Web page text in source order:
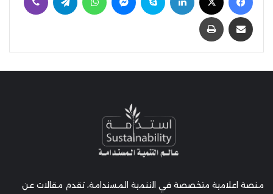
مشاركة عبر البريد طباعة
منصة اعلامية متخصصة في التنمية المستدامة، تقدم مقالات عن